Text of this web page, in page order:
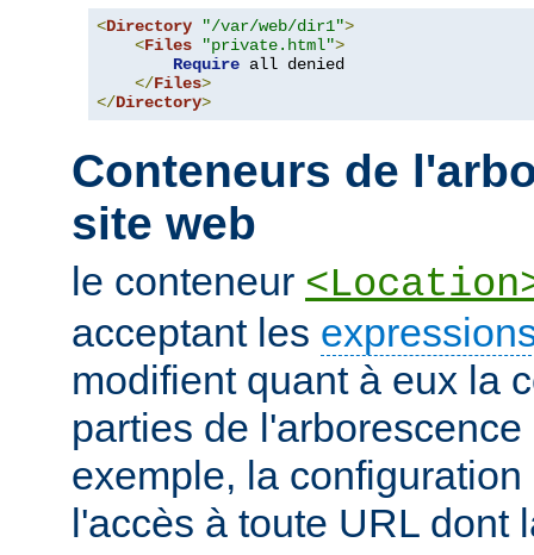
<Directory "/var/web/dir1">
<Files "private.html">
Require all denied
</Files>
</Directory>
Conteneurs de
site web
le conteneur
acceptant les
modifient quant à eux la
parties de
exemple, la
l'accès à toute URL dont